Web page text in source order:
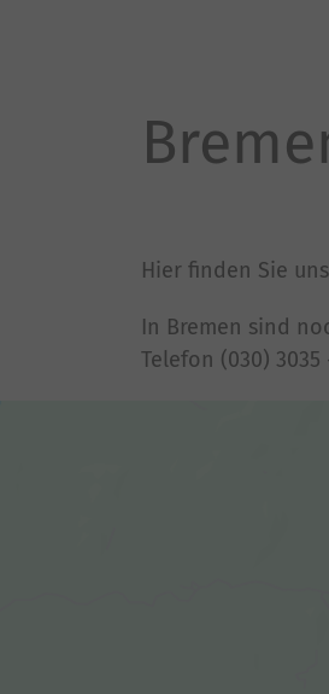
Hier finden Sie
In Bremen sind
Telefon (030) 3035